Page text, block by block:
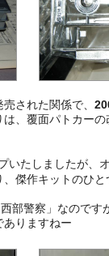
された関係で、
、覆面パトカー
いたしましたが、
傑作キットのひと
部警察」なのです
ありますねー